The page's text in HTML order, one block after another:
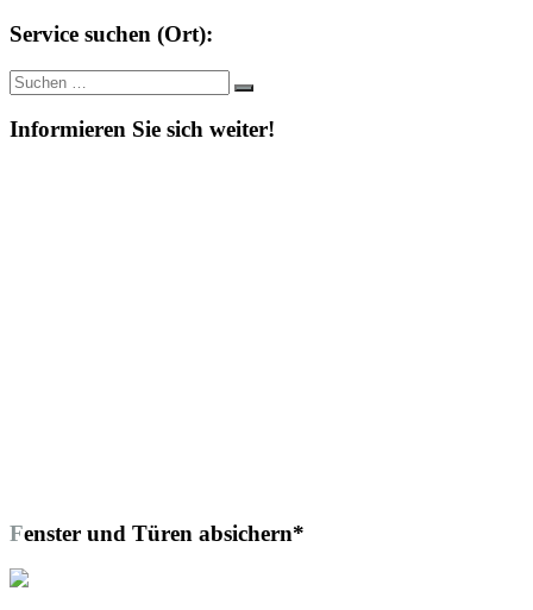
Service suchen (Ort):
Suche
nach:
Suchen
Informieren Sie sich weiter!
Fenster und Türen absichern*